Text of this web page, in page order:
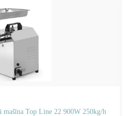
mašīna Top Line 22 900W 250kg/h